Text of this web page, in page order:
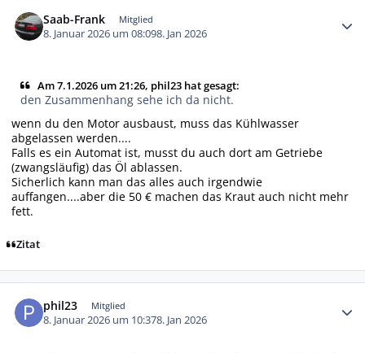
Saab-Frank Mitglied
8. Januar 2026 um 08:098. Jan 2026
Am 7.1.2026 um 21:26, phil23 hat gesagt:
den Zusammenhang sehe ich da nicht.
wenn du den Motor ausbaust, muss das Kühlwasser
abgelassen werden....
Falls es ein Automat ist, musst du auch dort am Getriebe
(zwangsläufig) das Öl ablassen.
Sicherlich kann man das alles auch irgendwie
auffangen....aber die 50 € machen das Kraut auch nicht mehr
fett.
Zitat
phil23 Mitglied
8. Januar 2026 um 10:378. Jan 2026